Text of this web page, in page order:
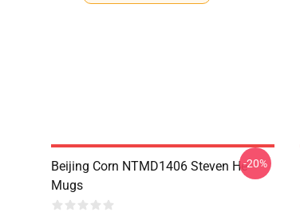
Beijing Corn NTMD1406 Steven He
Mugs
-20%